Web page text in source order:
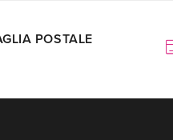
POSTALE